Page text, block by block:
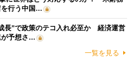
を行う中国…
長”で政策のテコ入れ必至か 経済運営
が予想さ…
一覧を見る